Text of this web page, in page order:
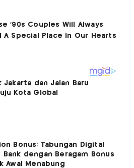
Jakarta dan Jalan Baru
Kota Global
Bonus: Tabungan Digital
Bank dengan Beragam Bonus
Awal Menabung